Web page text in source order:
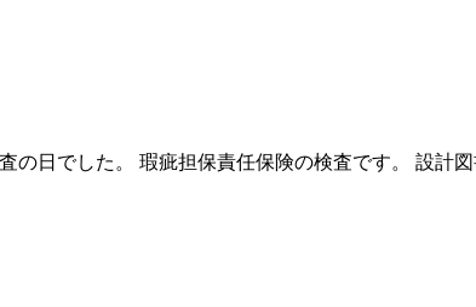
日でした。 瑕疵担保責任保険の検査です。 設計